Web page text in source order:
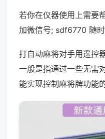
若你在仪器使用上需要
加微信号; sdf6770 随时
打自动麻将对手用遥控
一般是指通过一些无需
能实现控制麻将牌功能